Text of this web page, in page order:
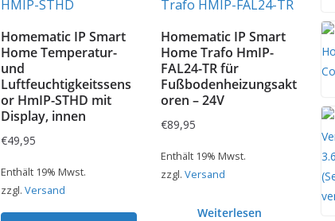
Homematic IP Smart
Home Temperatur-
und
Luftfeuchtigkeitssens
or HmIP-STHD mit
Display, innen
€49,95
Enthält 19% Mwst.
zzgl. Versand
Homematic IP Smart
Home Trafo HmIP-
FAL24-TR für
Fußbodenheizungsakt
oren – 24V
€89,95
Enthält 19% Mwst.
zzgl.Versand
Weiterlesen